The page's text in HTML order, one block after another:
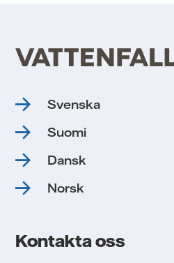
Svenska
Suomi
Dansk
Norsk
Kontakta oss